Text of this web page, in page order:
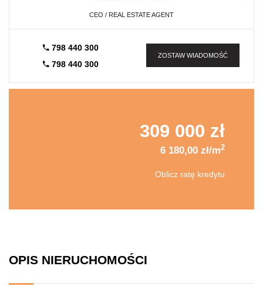
CEO / REAL ESTATE AGENT
798 440 300
798 440 300
ZOSTAW WIADOMOŚĆ
309 000 zł
6 180,00 zł/m2
Oblicz ratę kredytu
OPIS NIERUCHOMOŚCI